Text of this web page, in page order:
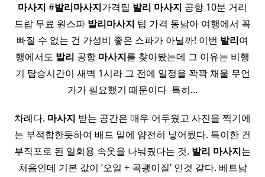
마사지 #발리마사지가격팁 발리 마사지 공항 10분 거리
드랍 무료 원스파 발리마사지 팁 가격 동남아 여행에서 꼭
빠질 수 없는 건 가성비 좋은 스파가 아닐까! 이번 발리여
행에서도 발리 공항 마사지를 찾아봤는데 그 이유는 비행
기 탑승시간이 새벽 1시라 그 전에 일정을 꽉꽉 채울 무언
가가 필요했기 때문이다 ​ 특히…
차례다. 마사지 받는 공간은 매우 어두웠고 사진을 찍기에
는 부적합한듯하여 배드 밑에 얌전히 넣어뒀다. 특이한 건
부직포로 된 일회용 속옷을 나눠줬다는 것. 발리 마사지는
처음인데 기본 값이 ‘오일 + 곡괭이질’ 인것 같다. 베트남